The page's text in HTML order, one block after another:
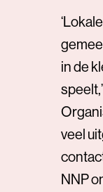
in de
veel
NNP